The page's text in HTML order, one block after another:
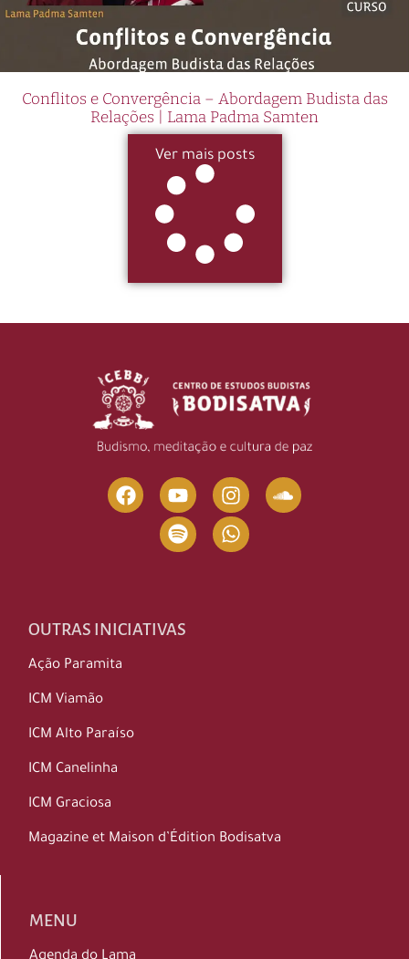
Conflitos e Convergência – Abordagem Budista das
Relações | Lama Padma Samten
Ver mais posts
OUTRAS INICIATIVAS
Ação Paramita
ICM Viamão
ICM Alto Paraíso
ICM Canelinha
ICM Graciosa
Magazine et Maison d’Édition Bodisatva
MENU